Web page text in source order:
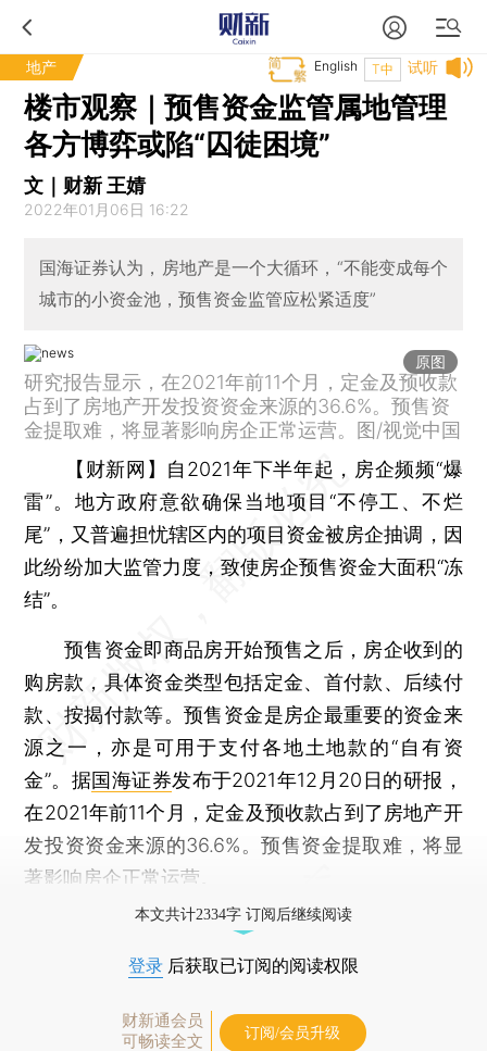
地产 试听
T中
English
楼市观察｜预售资金监管属地管理
各方博弈或陷“囚徒困境”
文｜财新 王婧
2022年01月06日 16:22
国海证券认为，房地产是一个大循环，“不能变成每个
城市的小资金池，预售资金监管应松紧适度”
原图
研究报告显示，在2021年前11个月，定金及预收款
占到了房地产开发投资资金来源的36.6%。预售资
金提取难，将显著影响房企正常运营。图/视觉中国
【财新网】 自2021年下半年起，房企频频“爆
雷”。地方政府意欲确保当地项目“不停工、不烂
尾”，又普遍担忧辖区内的项目资金被房企抽调，因
此纷纷加大监管力度，致使房企预售资金大面积“冻
结”。
预售资金即商品房开始预售之后，房企收到的
购房款，具体资金类型包括定金、首付款、后续付
款、按揭付款等。预售资金是房企最重要的资金来
源之一，亦是可用于支付各地土地款的“自有资
金”。据国海证券发布于2021年12月20日的研报，
在2021年前11个月，定金及预收款占到了房地产开
发投资资金来源的36.6%。预售资金提取难，将显
著影响房企正常运营。
本文共计2334字 订阅后继续阅读
登录 后获取已订阅的阅读权限
财新通会员
可畅读全文
订阅/会员升级